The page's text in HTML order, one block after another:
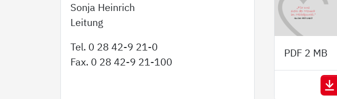
Sonja Heinrich
Leitung
Tel. 0 28 42-9 21-0
Fax. 0 28 42-9 21-100
PDF 2 MB